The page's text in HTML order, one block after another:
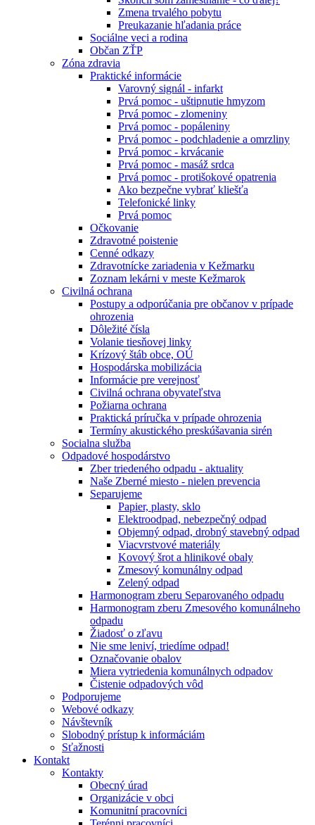
Zmena trvalého pobytu
Preukazanie hľadania práce
Sociálne veci a rodina
Občan ZŤP
Zóna zdravia
Praktické informácie
Varovný signál - infarkt
Prvá pomoc - uštipnutie hmyzom
Prvá pomoc - zlomeniny
Prvá pomoc - popáleniny
Prvá pomoc - podchladenie a omrzliny
Prvá pomoc - krvácanie
Prvá pomoc - masáž srdca
Prvá pomoc - protišokové opatrenia
Ako bezpečne vybrať kliešťa
Telefonické linky
Prvá pomoc
Očkovanie
Zdravotné poistenie
Cenné odkazy
Zdravotnícke zariadenia v Kežmarku
Zoznam lekárni v meste Kežmarok
Civilná ochrana
Postupy a odporúčania pre občanov v prípade
ohrozenia
Dôležité čísla
Volanie tiesňovej linky
Krízový štáb obce, OÚ
Hospodárska mobilizácia
Informácie pre verejnosť
Civilná ochrana obyvateľstva
Požiarna ochrana
Praktická príručka v prípade ohrozenia
Termíny akustického preskúšavania sirén
Socialna služba
Odpadové hospodárstvo
Zber triedeného odpadu - aktuality
Naše Zberné miesto - nielen prevencia
Separujeme
Papier, plasty, sklo
Elektroodpad, nebezpečný odpad
Objemný odpad, drobný stavebný odpad
Viacvrstvové materiály
Kovový šrot a hlinikové obaly
Zmesový komunálny odpad
Zelený odpad
Harmonogram zberu Separovaného odpadu
Harmonogram zberu Zmesového komunálneho
odpadu
Žiadosť o zľavu
Nie sme leniví, triedíme odpad!
Označovanie obalov
Miera vytriedenia komunálnych odpadov
Čistenie odpadových vôd
Podporujeme
Webové odkazy
Návštevník
Slobodný prístup k informáciám
Sťažnosti
Kontakt
Kontakty
Obecný úrad
Organizácie v obci
Komunitní pracovníci